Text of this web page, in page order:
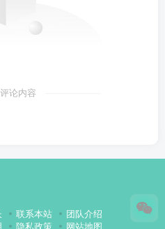
论内容
联系本站
团队介绍
隐私政策 网站地图